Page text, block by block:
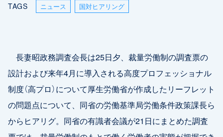
TAGS ニュース 国対ヒアリング
長妻昭政務調査会長は25日夕、裁量労働制の調査票の
設計および来年4月に導入される高度プロフェッショナル
制度（高プロ）について厚生労働省が作成したリーフレット
の問題点について、同省の労働基準局労働条件政策課長ら
からヒアリグ。同省の有識者会議が21日にまとめた調査